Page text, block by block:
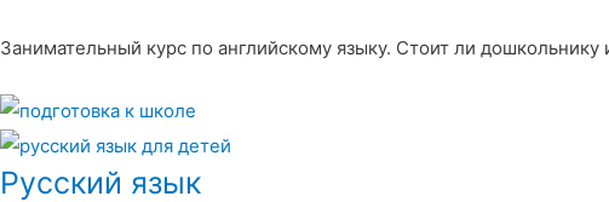
Занимательный курс по английскому языку. Стоит ли дошкольнику
Русский язык